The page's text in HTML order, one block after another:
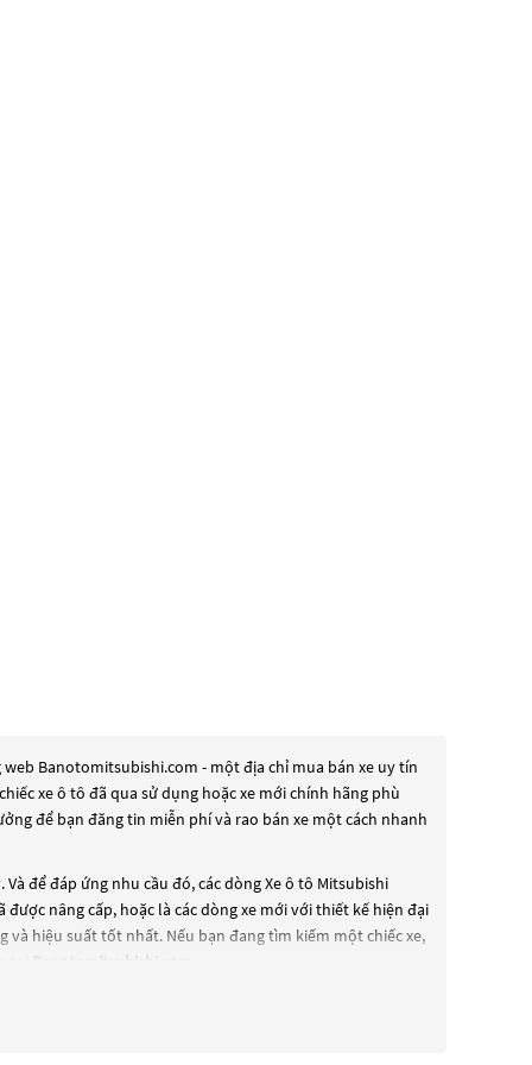
Banotomitsubishi.com - một địa chỉ mua bán xe uy tín
xe ô tô đã qua sử dụng hoặc xe mới chính hãng phù
để bạn đăng tin miễn phí và rao bán xe một cách nhanh
để đáp ứng nhu cầu đó, các dòngXe ô tô Mitsubishi
nâng cấp, hoặc là các dòng xe mới với thiết kế hiện đại
hiệu suất tốt nhất. Nếu bạn đang tìm kiếm một chiếc xe,